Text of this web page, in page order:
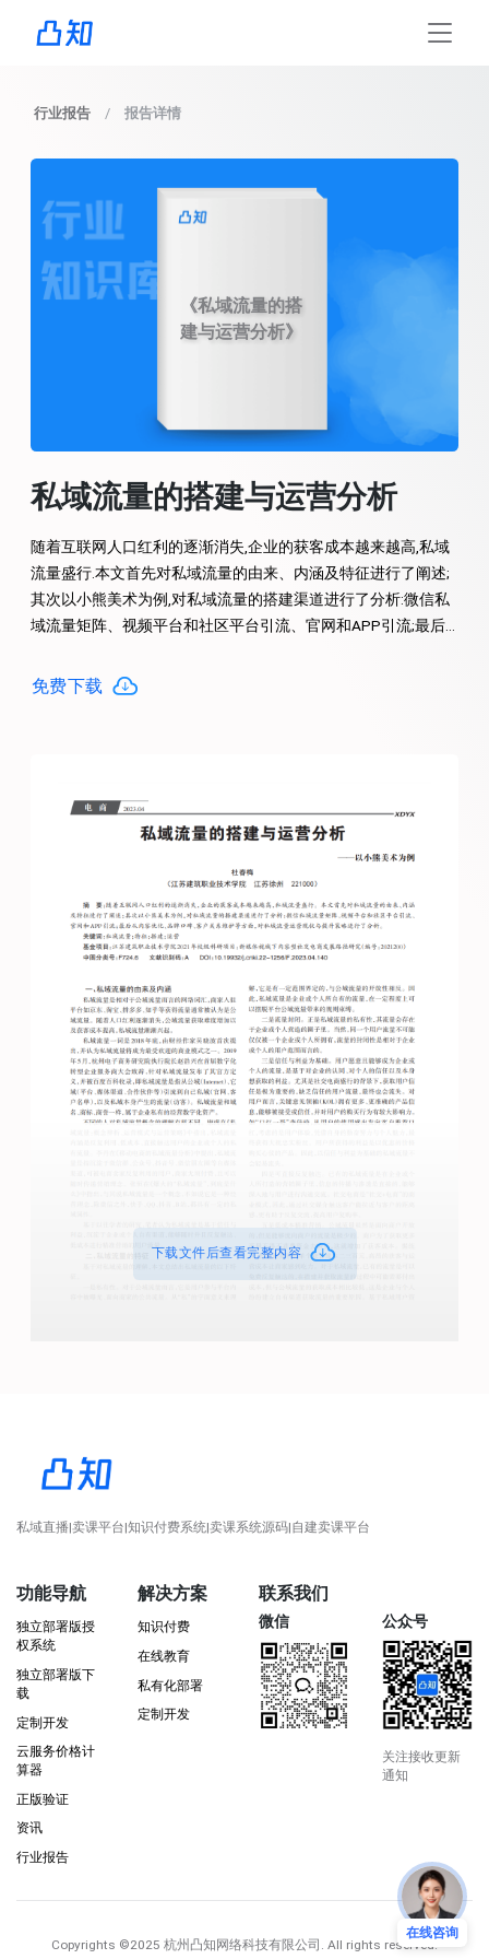
行业报告 报告详情
《私域流量的搭
建与运营分析》
私域流量的搭建与运营分析
随着互联网人口红利的逐渐消失,企业的获客成本越来越高,私域
流量盛行.本文首先对私域流量的由来、内涵及特征进行了阐述;
其次以小熊美术为例,对私域流量的搭建渠道进行了分析:微信私
域流量矩阵、视频平台和社区平台引流、官网和APP引流;最后
现状与提升策略进行了分析.
免费下载
下载文件后查看完整内容
私域直播|卖课平台|知识付费系统|卖课系统源码|自建卖课平台
功能导航
独立部署版授
权系统
独立部署版下
载
定制开发
云服务价格计
算器
正版验证
资讯
行业报告
解决方案
知识付费
在线教育
私有化部署
定制开发
联系我们
微信 公众号
关注接收更新
通知
Copyrights ©2025 杭州凸知网络科技有限公司 . All rights reserved.
在线咨询